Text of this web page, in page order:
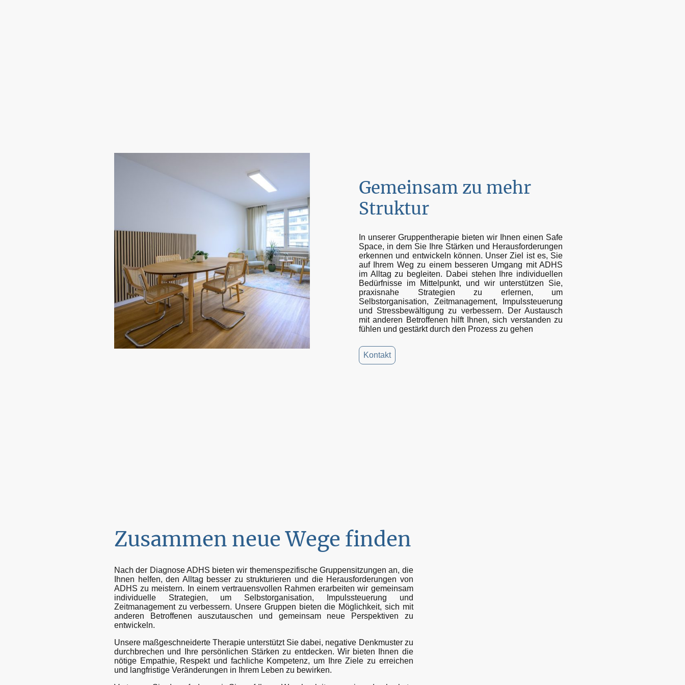
Gemeinsam zu mehr
Struktur
In unserer Gruppentherapie bieten wir Ihnen einen Safe
Space, in dem Sie Ihre Stärken und Herausforderungen
erkennen und entwickeln können. Unser Ziel ist es, Sie
auf Ihrem Weg zu einem besseren Umgang mit ADHS
im Alltag zu begleiten. Dabei stehen Ihre individuellen
Bedürfnisse im Mittelpunkt, und wir unterstützen Sie,
praxisnahe Strategien zu erlernen, um
Selbstorganisation, Zeitmanagement, Impulssteuerung
und Stressbewältigung zu verbessern. Der Austausch
mit anderen Betroffenen hilft Ihnen, sich verstanden zu
fühlen und gestärkt durch den Prozess zu gehen
Kontakt
Zusammen neue Wege finden
Nach der Diagnose ADHS bieten wir themenspezifische Gruppensitzungen an, die
Ihnen helfen, den Alltag besser zu strukturieren und die Herausforderungen von
ADHS zu meistern. In einem vertrauensvollen Rahmen erarbeiten wir gemeinsam
individuelle Strategien, um Selbstorganisation, Impulssteuerung und
Zeitmanagement zu verbessern. Unsere Gruppen bieten die Möglichkeit, sich mit
anderen Betroffenen auszutauschen und gemeinsam neue Perspektiven zu
entwickeln.
Unsere maßgeschneiderte Therapie unterstützt Sie dabei, negative Denkmuster zu
durchbrechen und Ihre persönlichen Stärken zu entdecken. Wir bieten Ihnen die
nötige Empathie, Respekt und fachliche Kompetenz, um Ihre Ziele zu erreichen
und langfristige Veränderungen in Ihrem Leben zu bewirken.